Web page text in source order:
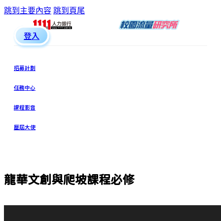
跳到主要內容 跳到頁尾
登入
招募計劃
任務中心
課程影音
歷屆大使
龍華文創與爬坡課程必修